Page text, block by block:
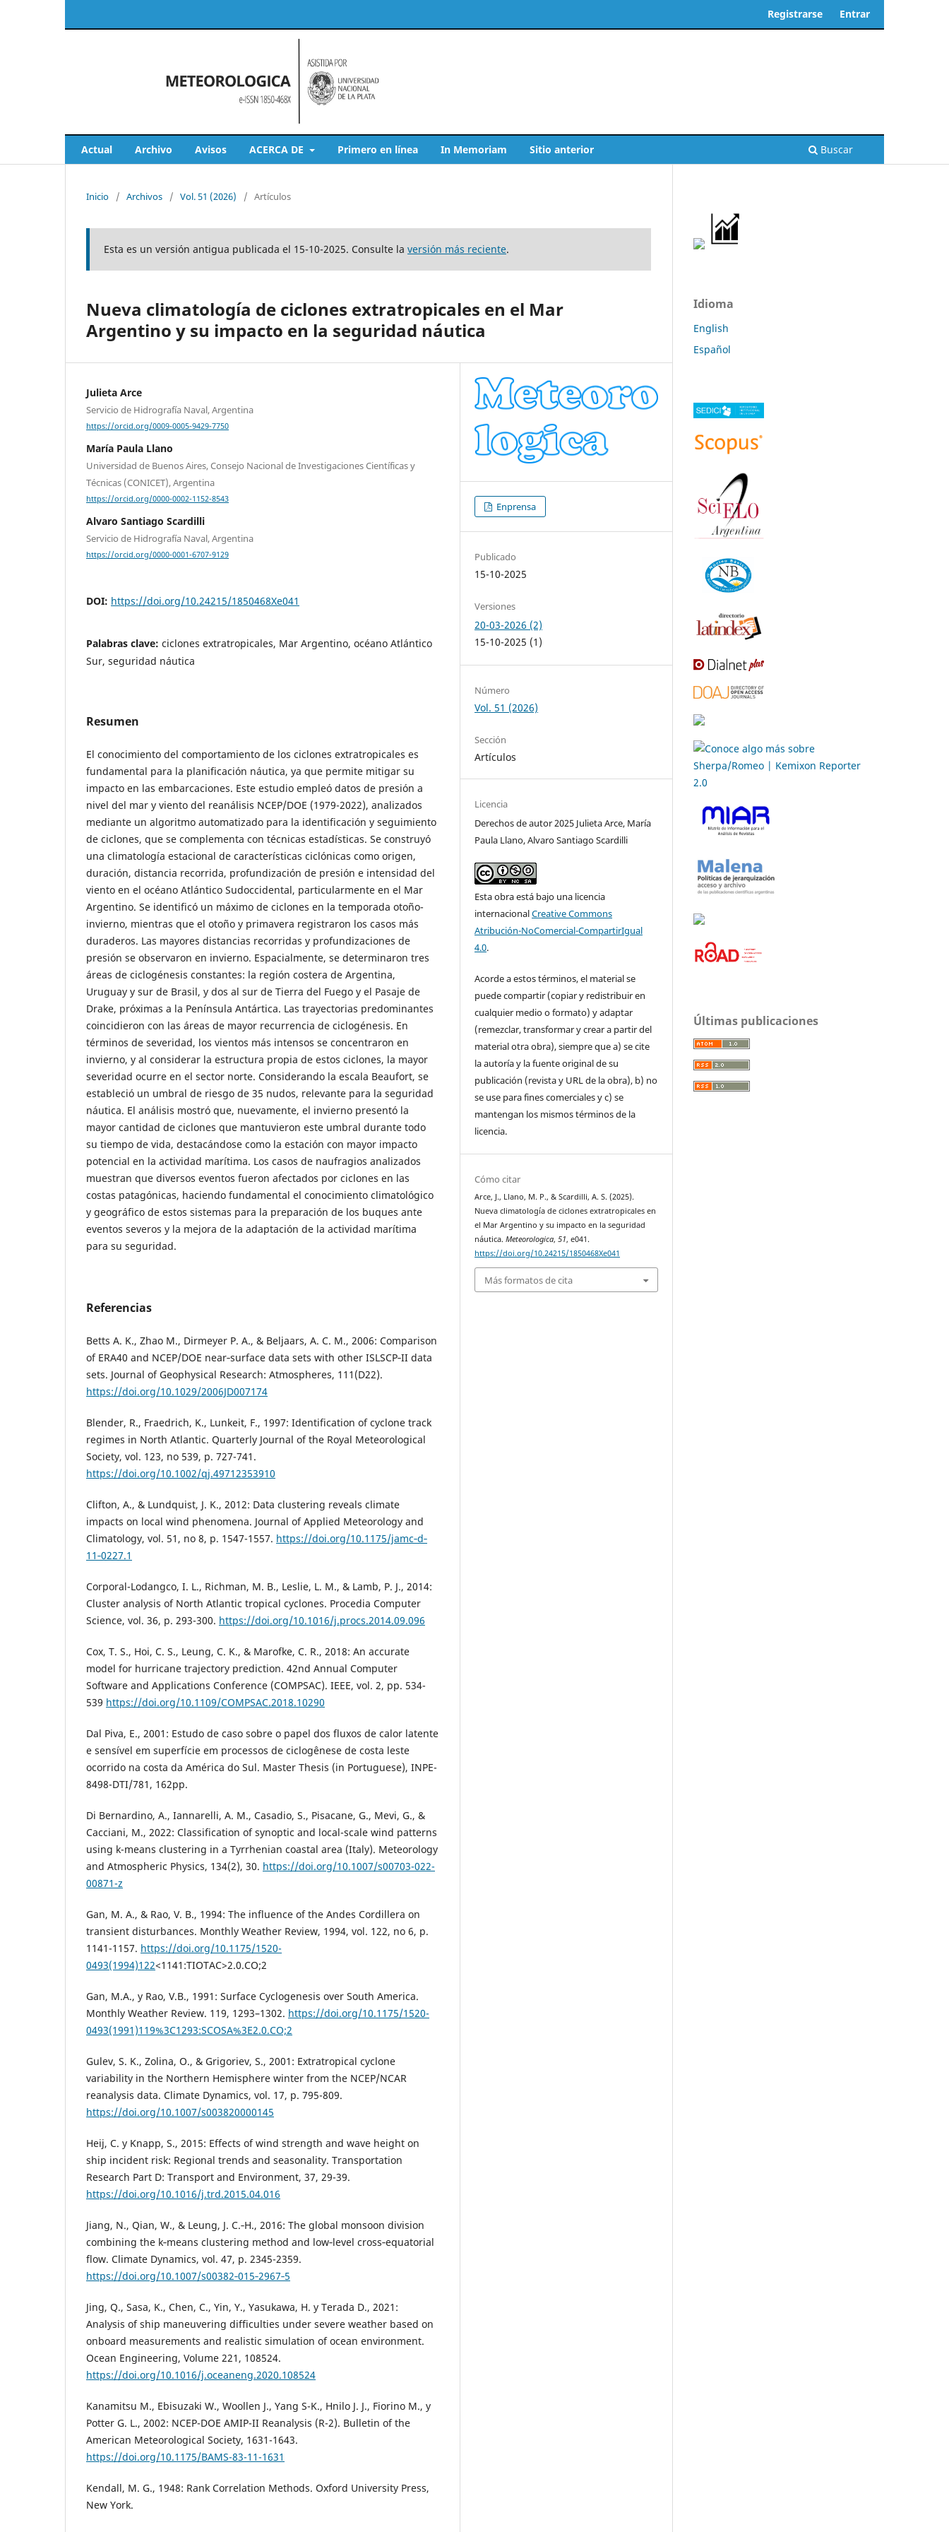
Actual Archivo Avisos ACERCA DE Primero en línea In Memoriam Sitio anterior Buscar
Registrarse Entrar
Inicio / Archivos / Vol. 51 (2026) / Artículos
Esta es un versión antigua publicada el 15-10-2025. Consulte la versión más reciente.
Nueva climatología de ciclones extratropicales en el Mar
Argentino y su impacto en la seguridad náutica
Julieta Arce
Servicio de Hidrografía Naval, Argentina
https://orcid.org/0009-0005-9429-7750
María Paula Llano
Universidad de Buenos Aires, Consejo Nacional de Investigaciones Científicas y
Técnicas (CONICET), Argentina
https://orcid.org/0000-0002-1152-8543
Alvaro Santiago Scardilli
Servicio de Hidrografía Naval, Argentina
https://orcid.org/0000-0001-6707-9129
DOI: https://doi.org/10.24215/1850468Xe041
Palabras clave: ciclones extratropicales, Mar Argentino, océano Atlántico
Sur, seguridad náutica
Resumen
El conocimiento del comportamiento de los ciclones extratropicales es
fundamental para la planificación náutica, ya que permite mitigar su
impacto en las embarcaciones. Este estudio empleó datos de presión a
nivel del mar y viento del reanálisis NCEP/DOE (1979-2022), analizados
mediante un algoritmo automatizado para la identificación y seguimiento
de ciclones, que se complementa con técnicas estadísticas. Se construyó
una climatología estacional de características ciclónicas como origen,
duración, distancia recorrida, profundización de presión e intensidad del
viento en el océano Atlántico Sudoccidental, particularmente en el Mar
Argentino. Se identificó un máximo de ciclones en la temporada otoño-
invierno, mientras que el otoño y primavera registraron los casos más
duraderos. Las mayores distancias recorridas y profundizaciones de
presión se observaron en invierno. Espacialmente, se determinaron tres
áreas de ciclogénesis constantes: la región costera de Argentina,
Uruguay y sur de Brasil, y dos al sur de Tierra del Fuego y el Pasaje de
Drake, próximas a la Península Antártica. Las trayectorias predominantes
coincidieron con las áreas de mayor recurrencia de ciclogénesis. En
términos de severidad, los vientos más intensos se concentraron en
invierno, y al considerar la estructura propia de estos ciclones, la mayor
severidad ocurre en el sector norte. Considerando la escala Beaufort, se
estableció un umbral de riesgo de 35 nudos, relevante para la seguridad
náutica. El análisis mostró que, nuevamente, el invierno presentó la
mayor cantidad de ciclones que mantuvieron este umbral durante todo
su tiempo de vida, destacándose como la estación con mayor impacto
potencial en la actividad marítima. Los casos de naufragios analizados
muestran que diversos eventos fueron afectados por ciclones en las
costas patagónicas, haciendo fundamental el conocimiento climatológico
y geográfico de estos sistemas para la preparación de los buques ante
eventos severos y la mejora de la adaptación de la actividad marítima
para su seguridad.
Referencias
Betts A. K., Zhao M., Dirmeyer P. A., & Beljaars, A. C. M., 2006: Comparison
of ERA40 and NCEP/DOE near‐surface data sets with other ISLSCP‐II data
sets. Journal of Geophysical Research: Atmospheres, 111(D22).
https://doi.org/10.1029/2006JD007174
Blender, R., Fraedrich, K., Lunkeit, F., 1997: Identification of cyclone track
regimes in North Atlantic. Quarterly Journal of the Royal Meteorological
Society, vol. 123, no 539, p. 727-741.
https://doi.org/10.1002/qj.49712353910
Clifton, A., & Lundquist, J. K., 2012: Data clustering reveals climate
impacts on local wind phenomena. Journal of Applied Meteorology and
Climatology, vol. 51, no 8, p. 1547-1557. https://doi.org/10.1175/jamc‐d‐
11‐0227.1
Corporal-Lodangco, I. L., Richman, M. B., Leslie, L. M., & Lamb, P. J., 2014:
Cluster analysis of North Atlantic tropical cyclones. Procedia Computer
Science, vol. 36, p. 293-300. https://doi.org/10.1016/j.procs.2014.09.096
Cox, T. S., Hoi, C. S., Leung, C. K., & Marofke, C. R., 2018: An accurate
model for hurricane trajectory prediction. 42nd Annual Computer
Software and Applications Conference (COMPSAC). IEEE, vol. 2, pp. 534-
539 https://doi.org/10.1109/COMPSAC.2018.10290
Dal Piva, E., 2001: Estudo de caso sobre o papel dos fluxos de calor latente
e sensível em superfície em processos de ciclogênese de costa leste
ocorrido na costa da América do Sul. Master Thesis (in Portuguese), INPE-
8498-DTI/781, 162pp.
Di Bernardino, A., Iannarelli, A. M., Casadio, S., Pisacane, G., Mevi, G., &
Cacciani, M., 2022: Classification of synoptic and local-scale wind patterns
using k-means clustering in a Tyrrhenian coastal area (Italy). Meteorology
and Atmospheric Physics, 134(2), 30. https://doi.org/10.1007/s00703-022-
00871-z
Gan, M. A., & Rao, V. B., 1994: The influence of the Andes Cordillera on
transient disturbances. Monthly Weather Review, 1994, vol. 122, no 6, p.
1141-1157. https://doi.org/10.1175/1520-
0493(1994)122<1141:TIOTAC>2.0.CO;2
Gan, M.A., y Rao, V.B., 1991: Surface Cyclogenesis over South America.
Monthly Weather Review. 119, 1293–1302. https://doi.org/10.1175/1520-
0493(1991)119%3C1293:SCOSA%3E2.0.CO;2
Gulev, S. K., Zolina, O., & Grigoriev, S., 2001: Extratropical cyclone
variability in the Northern Hemisphere winter from the NCEP/NCAR
reanalysis data. Climate Dynamics, vol. 17, p. 795-809.
https://doi.org/10.1007/s003820000145
Heij, C. y Knapp, S., 2015: Effects of wind strength and wave height on
ship incident risk: Regional trends and seasonality. Transportation
Research Part D: Transport and Environment, 37, 29-39.
https://doi.org/10.1016/j.trd.2015.04.016
Jiang, N., Qian, W., & Leung, J. C.‐H., 2016: The global monsoon division
combining the k‐means clustering method and low‐level cross‐equatorial
flow. Climate Dynamics, vol. 47, p. 2345-2359.
https://doi.org/10.1007/s00382‐015‐2967‐5
Jing, Q., Sasa, K., Chen, C., Yin, Y., Yasukawa, H. y Terada D., 2021:
Analysis of ship maneuvering difficulties under severe weather based on
onboard measurements and realistic simulation of ocean environment.
Ocean Engineering, Volume 221, 108524.
https://doi.org/10.1016/j.oceaneng.2020.108524
Kanamitsu M., Ebisuzaki W., Woollen J., Yang S-K., Hnilo J. J., Fiorino M., y
Potter G. L., 2002: NCEP-DOE AMIP-II Reanalysis (R-2). Bulletin of the
American Meteorological Society, 1631-1643.
https://doi.org/10.1175/BAMS-83-11-1631
Kendall, M. G., 1948: Rank Correlation Methods. Oxford University Press,
New York.
Enprensa
Publicado
15-10-2025
Versiones
20-03-2026 (2)
15-10-2025 (1)
Número
Vol. 51 (2026)
Sección
Artículos
Licencia
Derechos de autor 2025 Julieta Arce, María
Paula Llano, Alvaro Santiago Scardilli
Esta obra está bajo una licencia
internacionalCreative Commons
Atribución-NoComercial-CompartirIgual
4.0.
Acorde a estos términos, el material se
puede compartir (copiar y redistribuir en
cualquier medio o formato) y adaptar
(remezclar, transformar y crear a partir del
material otra obra), siempre que a) se cite
la autoría y la fuente original de su
publicación (revista y URL de la obra), b) no
se use para fines comerciales y c) se
mantengan los mismos términos de la
licencia.
Cómo citar
Arce, J., Llano, M. P., & Scardilli, A. S. (2025).
Nueva climatología de ciclones extratropicales en
el Mar Argentino y su impacto en la seguridad
náutica.Meteorologica,51, e041.
https://doi.org/10.24215/1850468Xe041
Más formatos de cita
Idioma
English
Español
Últimas publicaciones